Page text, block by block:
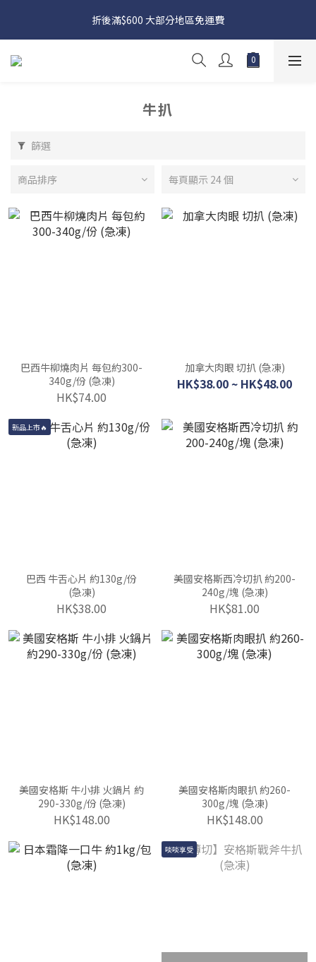
日本接近假期，貨源較不穩定；如想在 8 月 11 日至 8 月 15 日收
貨，請務必於 8 月 10 日前落單
折後滿$600 大部分地區免運費
日本接近假期，貨源較不穩定；如想在 8 月 11 日至 8 月 15 日收
貨，請務必於 8 月 10 日前落單
牛扒
篩選
商品排序 每頁顯示 24 個
巴西牛柳燒肉片 每包約300-
340g/份 (急凍)
HK$74.00
加拿大肉眼 切扒 (急凍)
HK$38.00 ~ HK$48.00
新品上市🔥
巴西 牛舌心片 約130g/份
(急凍)
HK$38.00
美國安格斯西冷切扒 約200-
240g/塊 (急凍)
HK$81.00
美國安格斯 牛小排 火鍋片 約
290-330g/份 (急凍)
HK$148.00
美國安格斯肉眼扒 約260-
300g/塊 (急凍)
HK$148.00
啖啖享受